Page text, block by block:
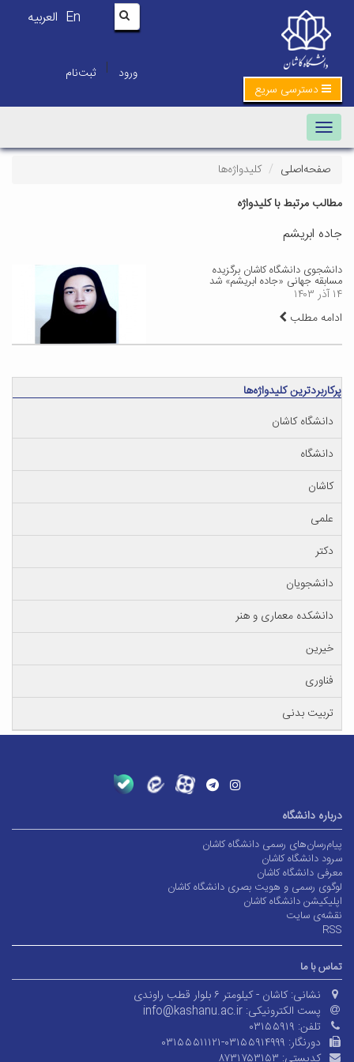
En العربیه
ورود | ثبت‌نام
دسترسی سریع
Toggle navigation
صفحه‌اصلی
کلیدواژه‌ها
مطالب مرتبط با کلیدواژه
جاده ابریشم
دانشجوی دانشگاه کاشان برگزیده
مسابقه جهانی «جاده ابریشم» شد
۱۴ آذر ۱۴۰۳
ادامه مطلب
پرکاربردترین کلیدواژه‌ها
دانشگاه کاشان
دانشگاه
کاشان
علمی
دکتر
دانشجویان
دانشکده معماری و هنر
خیرین
فناوری
تربیت بدنی
درباره دانشگاه
پیام‌رسان‌های رسمی دانشگاه کاشان
سرود دانشگاه کاشان
معرفی دانشگاه کاشان
لوگوی رسمی و هویت بصری دانشگاه کاشان
اپلیکیشن دانشگاه کاشان
نقشه‌ی سایت
RSS
تماس با ما
نشانی: کاشان - کیلومتر ۶ بلوار قطب راوندی
پست الکترونیکی: info@kashanu.ac.ir
تلفن: ۰۳۱۵۵۹۱۹
دورنگار: ۰۳۱۵۵۵۱۱۱۲۱-۰۳۱۵۵۹۱۴۹۹۹